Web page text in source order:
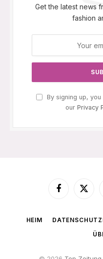
Get the latest news
fashion
By signing up,
our Privacy
Facebook
X
HEIM